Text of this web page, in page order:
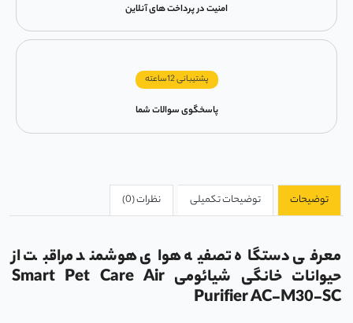
امنیت در پرداخت های آنلاین
پشتیبانی 12ساعته
پاسخگوی سوالات شما
توضیحات توضیحات تکمیلی نظرات (0)
معرفی دستگاه تصفیه هوای هوشمند مراقبت از
حیوانات خانگی شیائومی Smart Pet Care Air
Purifier AC-M30-SC